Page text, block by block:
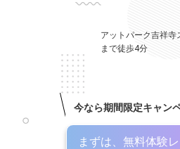
アットパーク吉祥寺
まで徒歩4分
今なら期間限定キャン
まずは、無料体験